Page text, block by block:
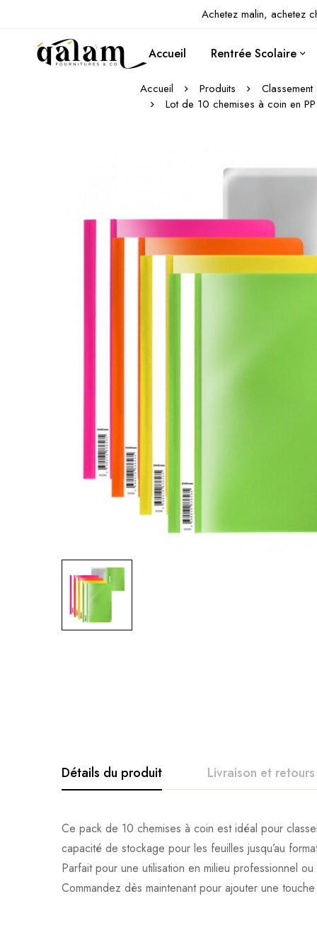
Achetez malin, achetez
Accueil Rentrée Scolaire
Accueil Produits
Lot de 10 chemises à coin en
Détails du produit Livraison et retours
Ce pack de 10 chemises à coin est idéal pour
capacité de stockage pour les feuilles jusqu’au
Parfait pour une utilisation en milieu professionnel
Commandez dès maintenant pour ajouter une